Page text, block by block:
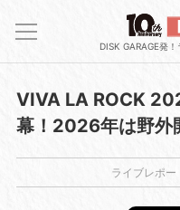
DISK GARAGE発
VIVA LA ROCK
幕！2026年は野外
ライブレポー